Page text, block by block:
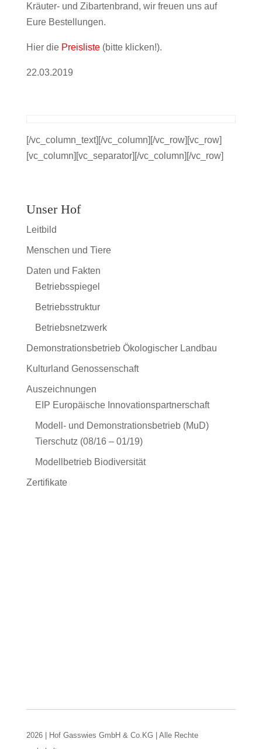
Kräuter- und Zibartenbrand, wir freuen uns auf
Eure Bestellungen.
Hier die Preisliste(bitte klicken!).
22.03.2019
[/vc_column_text][/vc_column][/vc_row][vc_row]
[vc_column][vc_separator][/vc_column][/vc_row]
Unser Hof
Leitbild
Menschen und Tiere
Daten und Fakten
Betriebsspiegel
Betriebsstruktur
Betriebsnetzwerk
Demonstrationsbetrieb Ökologischer Landbau
Kulturland Genossenschaft
Auszeichnungen
EIP Europäische Innovationspartnerschaft
Modell- und Demonstrationsbetrieb (MuD)
Tierschutz (08/16 – 01/19)
Modellbetrieb Biodiversität
Zertifikate
2026 | Hof Gasswies GmbH & Co.KG | Alle Rechte